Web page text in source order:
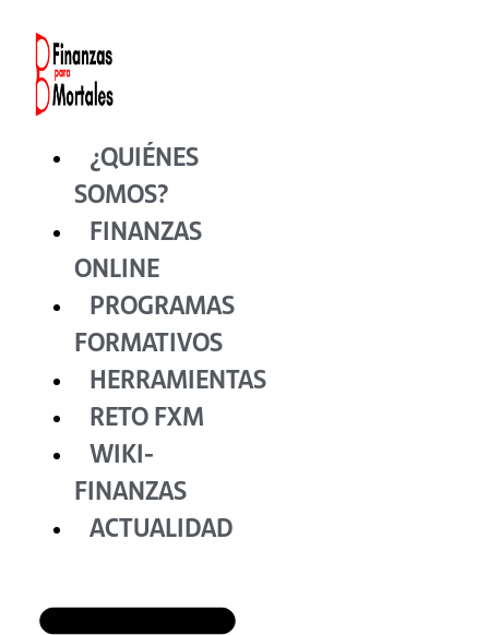
contenido
¿QUIÉNES
SOMOS?
FINANZAS
ONLINE
PROGRAMAS
FORMATIVOS
HERRAMIENTAS
RETO FXM
WIKI-
FINANZAS
ACTUALIDAD